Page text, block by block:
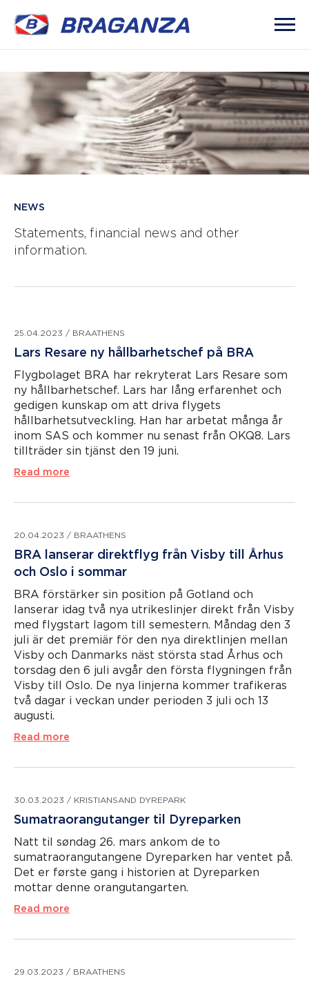
NEWS
Statements, financial news and other
information.
25.04.2023 / BRAATHENS
Lars Resare ny hållbarhetschef på BRA
Flygbolaget BRA har rekryterat Lars Resare som
ny hållbarhetschef. Lars har lång erfarenhet och
gedigen kunskap om att driva flygets
hållbarhetsutveckling. Han har arbetat många år
inom SAS och kommer nu senast från OKQ8. Lars
tillträder sin tjänst den 19 juni.
Read more
20.04.2023 / BRAATHENS
BRA lanserar direktflyg från Visby till Århus
och Oslo i sommar
BRA förstärker sin position på Gotland och
lanserar idag två nya utrikeslinjer direkt från Visby
med flygstart lagom till semestern. Måndag den 3
juli är det premiär för den nya direktlinjen mellan
Visby och Danmarks näst största stad Århus och
torsdag den 6 juli avgår den första flygningen från
Visby till Oslo. De nya linjerna kommer trafikeras
två dagar i veckan under perioden 3 juli och 13
augusti.
Read more
30.03.2023 / KRISTIANSAND DYREPARK
Sumatraorangutanger til Dyreparken
Natt til søndag 26. mars ankom de to
sumatraorangutangene Dyreparken har ventet på.
Det er første gang i historien at Dyreparken
mottar denne orangutangarten.
Read more
29.03.2023 / BRAATHENS